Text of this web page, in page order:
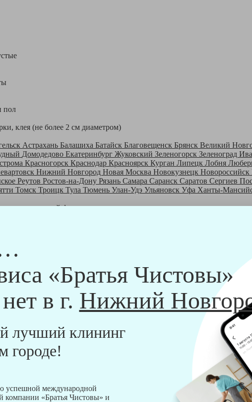
«Братья Чистовы»
в г. Нижний
лучший клининг
городе!
успешной международной
компании «Братья Чистовы» и
пол
клея (не более 2 см диаметром)
Астрахань Балашиха Батайск Благовещенск Брянск Великий
Домодедово Екатеринбург Жуковский Зеленогорск Зеленоград
Красногорск Краснодар Красноярск Курган Липецк Лобня
Нижний Новгород Новая Москва Новокузнецк Новороссийск
Реутов Ростов-на-Дону Рязань Самара Саранск Саратов Сергиев
Томск Троицк Тула Тюмень Улан-Удэ Ульяновск Уфа Ханты-
городе понашей франшизе
клинеры - русские девушки, в возрасте от 24 до 40 лет.
в нашем обучающем центре, а также проверку в службе
компании "Братья Чистовы".
и химический средств, которые наши клинеры привозят с
Kiehl:
пылесос фирмы Soteco, а также утюг, ведро, парогенератор,